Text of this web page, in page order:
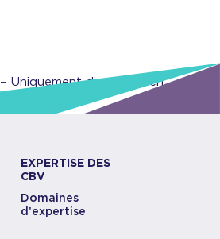
– Uniquement disponible en
EXPERTISE DES
CBV
Domaines
d’expertise